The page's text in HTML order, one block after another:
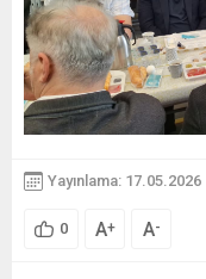
Yayınlama: 17.05.2026
0 A+ A-